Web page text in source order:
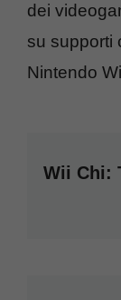
dei
su supporti
Nintendo
Wii Chi: